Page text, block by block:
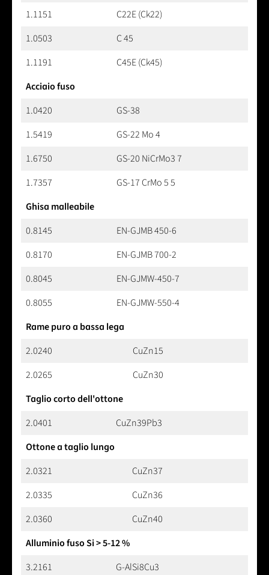
1.1151
C22E (Ck22)
1.0503
C 45
1.1191
C45E (Ck45)
Acciaio fuso
1.0420
GS-38
1.5419
GS-22 Mo 4
1.6750
GS-20 NiCrMo3 7
1.7357
GS-17 CrMo 5 5
Ghisa malleabile
0.8145
EN-GJMB 450-6
0.8170
EN-GJMB 700-2
0.8045
EN-GJMW-450-7
0.8055
EN-GJMW-550-4
Rame puro a bassa lega
2.0240
CuZn15
2.0265
CuZn30
Taglio corto dell'ottone
2.0401
CuZn39Pb3
Ottone a taglio lungo
2.0321
CuZn37
2.0335
CuZn36
2.0360
CuZn40
Alluminio fuso Si > 5-12 %
3.2161
G-AlSi8Cu3